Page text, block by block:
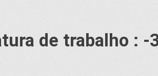
de trabalho :